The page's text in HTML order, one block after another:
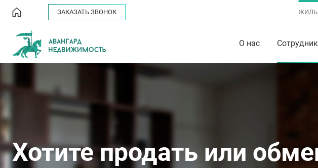
ЗАКАЗАТЬ ЗВОНОК
О нас
Хотите продать или